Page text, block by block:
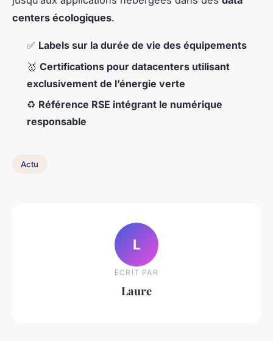
centers écologiques.
✅ Labels sur la durée de vie des équipements
🥇 Certifications pour datacenters utilisant
exclusivement de l’énergie verte
♻️ Référence RSE intégrant le numérique
responsable
Actu
L
ECRIT PAR
Laure